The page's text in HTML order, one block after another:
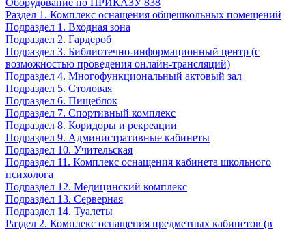
Оборудование по ПРИКАЗУ 838
Раздел 1. Комплекс оснащения общешкольных помещений
Подраздел 1. Входная зона
Подраздел 2. Гардероб
Подраздел 3. Библиотечно-информационный центр (с
возможностью проведения онлайн-трансляций)
Подраздел 4. Многофункциональный актовый зал
Подраздел 5. Столовая
Подраздел 6. Пищеблок
Подраздел 7. Спортивный комплекс
Подраздел 8. Коридоры и рекреации
Подраздел 9. Административные кабинеты
Подраздел 10. Учительская
Подраздел 11. Комплекс оснащения кабинета школьного
психолога
Подраздел 12. Медицинский комплекс
Подраздел 13. Серверная
Подраздел 14. Туалеты
Раздел 2. Комплекс оснащения предметных кабинетов (в